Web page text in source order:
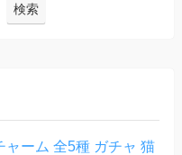
検索
ャーム 全5種 ガチャ 猫